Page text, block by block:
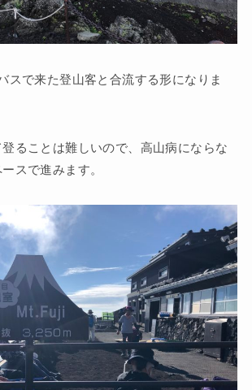
スで来た登山客と合流する形になりま
ることは難しいので、高山病にならな
スで進みます。